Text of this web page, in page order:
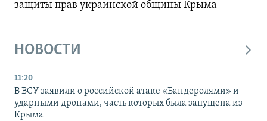
защиты прав украинской общины Крыма
НОВОСТИ
11:20
В ВСУ заявили о российской атаке «Бандеролями» и
ударными дронами, часть которых была запущена из
Крыма